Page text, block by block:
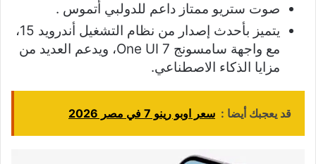
صوت ستريو ممتاز داعم للدولبي أتموس .
يتميز بأحدث إصدار من نظام التشغيل أندرويد 15،
مع واجهة سامسونج One UI 7، ويدعم العديد من
مزايا الذكاء الاصطناعي.
قد يعجبك أيضا : سعر اوبو رينو 7 في مصر 2026